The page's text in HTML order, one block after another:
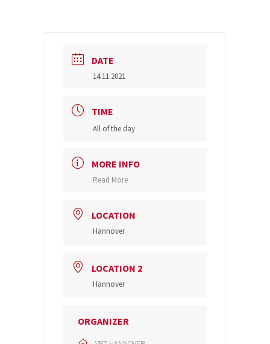
DATE
14.11.2021
TIME
All of the day
MORE INFO
Read More
LOCATION
Hannover
LOCATION 2
Hannover
ORGANIZER